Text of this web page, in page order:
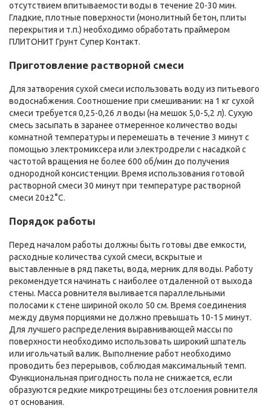
отсутствием впитываемости воды в течение 20-30 мин.
Гладкие, плотные поверхности (монолитный бетон, плиты
перекрытия и т.п.) необходимо обработать праймером
ПЛИТОНИТ Грунт Супер Контакт.
Приготовление растворной смеси
Для затворения сухой смеси использовать воду из питьевого
водоснабжения. Соотношение при смешивании: на 1 кг сухой
смеси требуется 0,25-0,26 л воды (на мешок 5,0-5,2 л). Сухую
смесь засыпать в заранее отмеренное количество воды
комнатной температуры и перемешать в течение 3 минут с
помощью электромиксера или электродрели с насадкой с
частотой вращения не более 600 об/мин до получения
однородной консистенции. Время использования готовой
растворной смеси 30 минут при температуре растворной
смеси 20±2°С.
Порядок работы
Перед началом работы должны быть готовы две емкости,
расходные количества сухой смеси, вскрытые и
выставленные в ряд пакеты, вода, мерник для воды. Работу
рекомендуется начинать с наиболее отдаленной от выхода
стены. Масса ровнителя выливается параллельными
полосами к стене шириной около 50 см. Время соединения
между двумя порциями не должно превышать 10-15 минут.
Для лучшего распределения выравнивающей массы по
поверхности необходимо использовать широкий шпатель
или игольчатый валик. Выполнение работ необходимо
проводить без перерывов, соблюдая максимальный темп.
Функциональная пригодность пола не снижается, если
образуются редкие микротрещины без отслоения ровнителя
от основания.